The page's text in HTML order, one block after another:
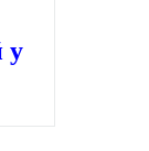
у